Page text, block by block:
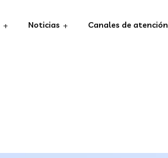
Noticias Canales de atención